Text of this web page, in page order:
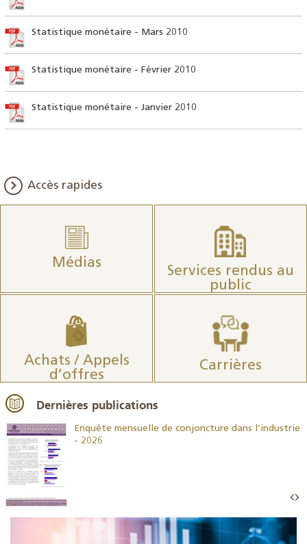
Statistique monétaire - Mars 2010
Statistique monétaire - Février 2010
Statistique monétaire - Janvier 2010
Accès rapides
Médias
Services rendus au
public
Achats / Appels
d’offres
Carrières
Dernières publications
Enquête mensuelle de conjoncture dans l’industrie
- 2026